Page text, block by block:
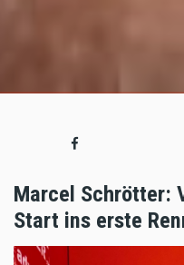
Marcel Schrötter:
Start ins erste